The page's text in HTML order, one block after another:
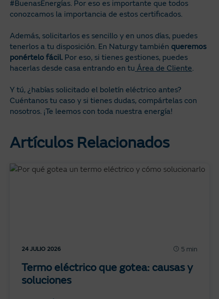
#BuenasEnergías. Por eso es importante que todos
conozcamos la importancia de estos certificados.
Además, solicitarlos es sencillo y en unos días, puedes
tenerlos a tu disposición. En Naturgy también queremos
ponértelo fácil. Por eso, si tienes gestiones, puedes
hacerlas desde casa entrando en tu Área de Cliente.
Y tú, ¿habías solicitado el boletín eléctrico antes?
Cuéntanos tu caso y si tienes dudas, compártelas con
nosotros. ¡Te leemos con toda nuestra energía!
Artículos Relacionados
24 JULIO 2026 5 min
Termo eléctrico que gotea: causas y
soluciones